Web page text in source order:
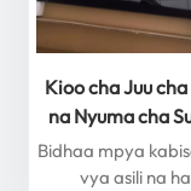
Kioo cha Juu
na Nyuma cha
kwa Mfululizo wa
L - Boresha
Bidhaa mpya
vya asili na